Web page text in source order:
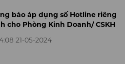
báo áp dụng số Hotline riêng
cho Phòng Kinh Doanh/ CSKH
21-05-2024